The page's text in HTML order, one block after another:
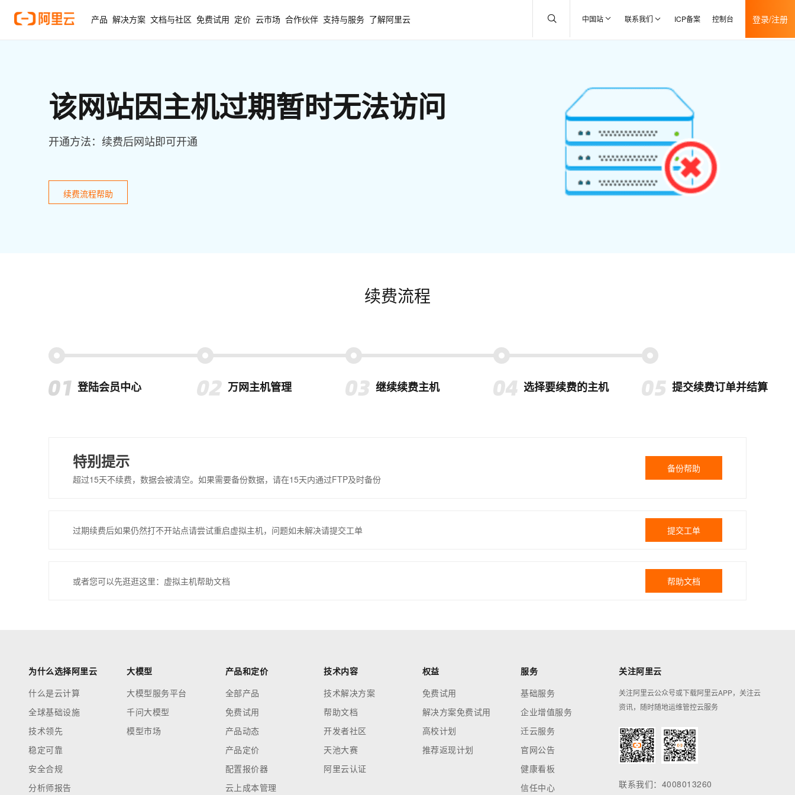
产品 解决方案 文档与社区 免费试用 定价 云市场 合作伙伴 支持与服务 了解阿里云 中国站 联系我们 ICP备案 控制台 登录/注册
该网站因主机过期暂时无法访问
开通方法：续费后网站即可开通
续费流程帮助
续费流程
登陆会员中心 万网主机管理 继续续费主机 选择要续费的主机 提交续费订单并结算
特别提示
超过15天不续费，数据会被清空。如果需要备份数据，请在15天内通过FTP及时备份
备份帮助
过期续费后如果仍然打不开站点请尝试重启虚拟主机，问题如未解决请提交工单 提交工单
或者您可以先逛逛这里：虚拟主机帮助文档 帮助文档